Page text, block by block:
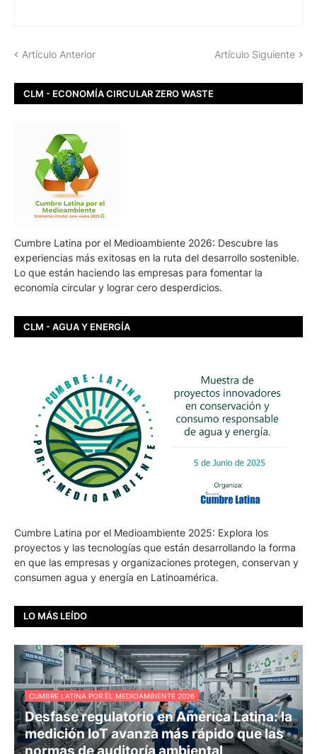
Artículo Anterior Artículo Siguiente
CLM - ECONOMÍA CIRCULAR ZERO WASTE
Cumbre Latina por el Medioambiente 2026: Descubre las
experiencias más exitosas en la ruta del desarrollo sostenible.
Lo que están haciendo las empresas para fomentar la
economía circular y lograr cero desperdicios.
CLM - AGUA Y ENERGÍA
Cumbre Latina por el Medioambiente 2025: Explora los
proyectos y las tecnologías que están desarrollando la forma
en que las empresas y organizaciones protegen, conservan y
consumen agua y energía en Latinoamérica.
LO MÁS LEÍDO
CUMBRE LATINA POR EL MEDIOAMBIENTE 2026
Desfase regulatorio en América Latina: la
medición IoT avanza más rápido que las
normas de auditoría ambiental